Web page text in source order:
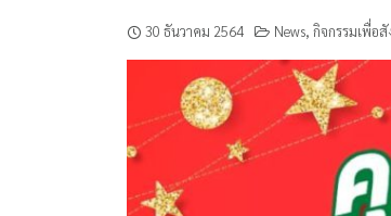
30 ธันวาคม 2564 News, กิจกรรมเพื่อ